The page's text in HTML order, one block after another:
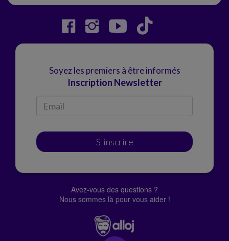
Soyez les premiers à être informés
Inscription Newsletter
S'inscrire
Avez-vous des questions ?
Nous sommes là pour vous aider !